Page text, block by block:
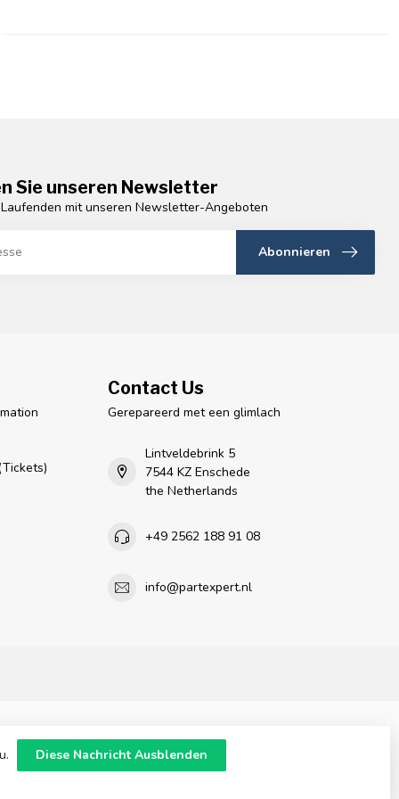
Sie unseren Newsletter
mit unseren Newsletter-Angeboten
Abonnieren
Contact Us
Gerepareerd met een glimlach
Lintveldebrink 5
7544 KZ Enschede
the Netherlands
+49 2562 188 91 08
info@partexpert.nl
Diese Nachricht Ausblenden